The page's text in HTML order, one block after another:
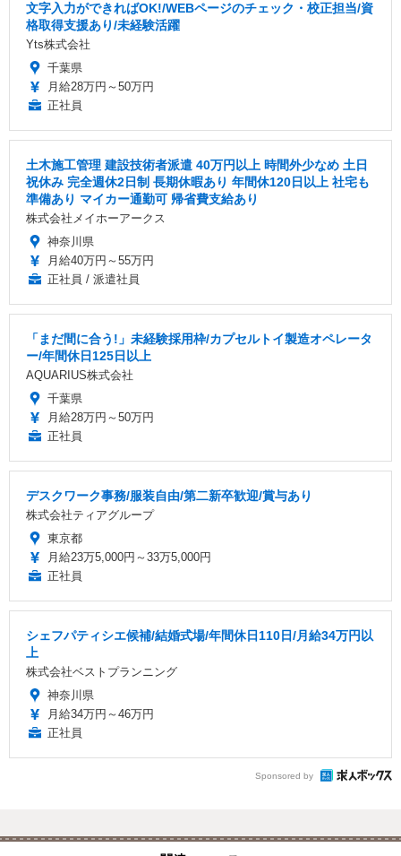
文字入力ができればOK!/WEBページのチェック・校正担当/資
格取得支援あり/未経験活躍
Yts株式会社
千葉県
月給28万円～50万円
正社員
土木施工管理 建設技術者派遣 40万円以上 時間外少なめ 土日
祝休み 完全週休2日制 長期休暇あり 年間休120日以上 社宅も
準備あり マイカー通勤可 帰省費支給あり
株式会社メイホーアークス
神奈川県
月給40万円～55万円
正社員 / 派遣社員
「まだ間に合う!」未経験採用枠/カプセルトイ製造オペレータ
ー/年間休日125日以上
AQUARIUS株式会社
千葉県
月給28万円～50万円
正社員
デスクワーク事務/服装自由/第二新卒歓迎/賞与あり
株式会社ティアグループ
東京都
月給23万5,000円～33万5,000円
正社員
シェフパティシエ候補/結婚式場/年間休日110日/月給34万円以
上
株式会社ベストプランニング
神奈川県
月給34万円～46万円
正社員
Sponsored by